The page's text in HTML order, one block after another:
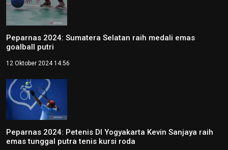
Peparnas 2024: Sumatera Selatan raih medali emas
goalball putri
12 Oktober 2024 14:56
Peparnas 2024: Petenis DI Yogyakarta Kevin Sanjaya raih
emas tunggal putra tenis kursi roda